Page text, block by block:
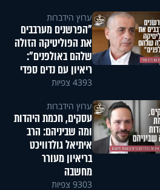
ערוץ הידברות
"הפרשנים מערבבים
את הפוליטיקה הזולה
שלהם באולפנים":
ריאיון עם נדים ספדי
4393 צפיות
ערוץ הידברות
עסקים, חכמת היהדות
ומה שביניהם: הרב
איתיאל גולדוויכט
בריאיון מעורר
מחשבה
9303 צפיות